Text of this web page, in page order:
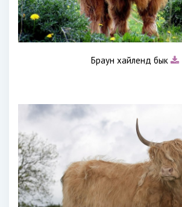
Браун хайленд бык